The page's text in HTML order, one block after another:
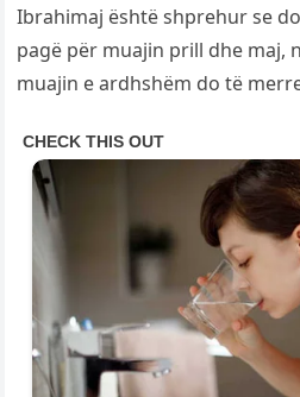
Ibrahimaj është shprehur se
pagë për muajin prill dhe maj,
muajin e ardhshëm do të